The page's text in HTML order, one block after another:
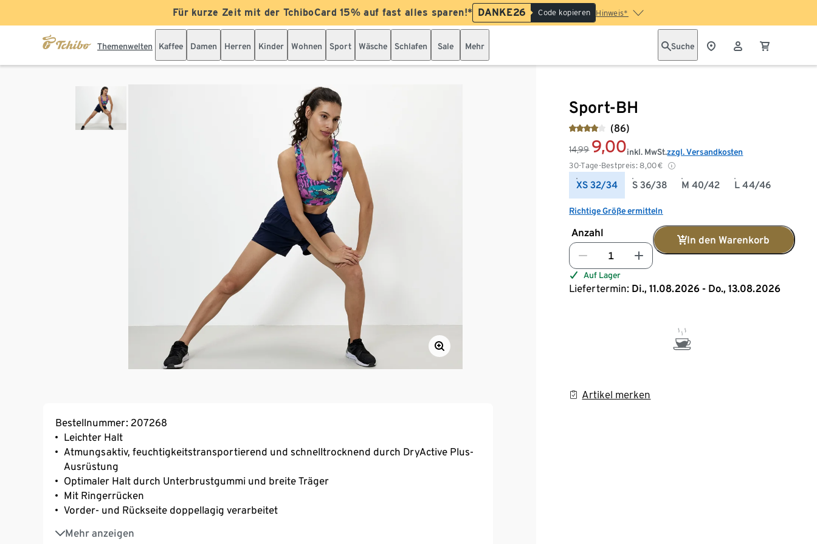
Für kurze Zeit mit der TchiboCard 15% auf fast alles sparen!* DANKE26 Code kopieren Hinweis*
Themenwelten Kaffee Damen Herren Kinder Wohnen Sport Wäsche Schlafen Sale Mehr Suche
Sport-BH
(86)
14,99 9,00
30-Tage-Bestpreis: 8,00€
inkl. MwSt.zzgl. Versandkosten
XS 32/34 S 36/38 M 40/42 L 44/46
Richtige Größe ermitteln
Anzahl
In den Warenkorb
Auf Lager
Liefertermin: Di., 11.08.2026 - Do., 13.08.2026
Artikel merken
Bestellnummer: 207268
Leichter Halt
Atmungsaktiv, feuchtigkeitstransportierend und schnelltrocknend durch DryActive Plus-
Ausrüstung
Optimaler Halt durch Unterbrustgummi und breite Träger
Mit Ringerrücken
Vorder- und Rückseite doppellagig verarbeitet
Mehr anzeigen
Weiches, geschmeidiges Material
Mit floralem Muster